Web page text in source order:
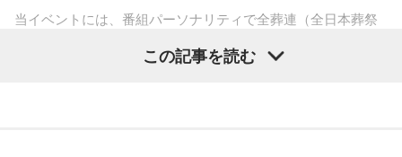
【8位】天秤座（てんびん座）
仕事運が好調な日。今日がお休みの人も忙しさが目立ちそう
当イベントには、番組パーソナリティで全葬連（全日本葬祭
業協同組合連合会）のフューネラルアンバサダーも務める田
村淳と、アシスタントの砂山圭大郎アナウンサーが登壇。
この記事を読む